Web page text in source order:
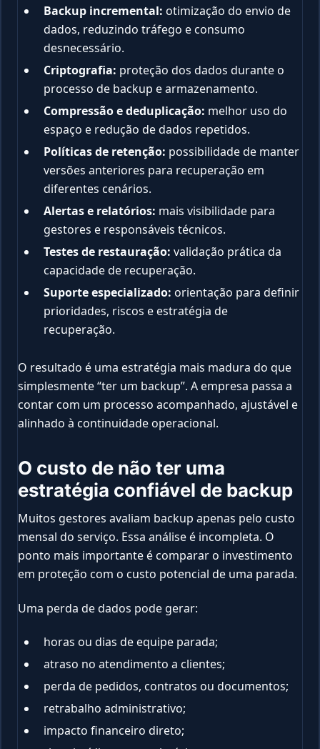
Backup incremental: otimização do envio de
dados, reduzindo tráfego e consumo
desnecessário.
Criptografia: proteção dos dados durante o
processo de backup e armazenamento.
Compressão e deduplicação: melhor uso do
espaço e redução de dados repetidos.
Políticas de retenção: possibilidade de manter
versões anteriores para recuperação em
diferentes cenários.
Alertas e relatórios: mais visibilidade para
gestores e responsáveis técnicos.
Testes de restauração: validação prática da
capacidade de recuperação.
Suporte especializado: orientação para definir
prioridades, riscos e estratégia de
recuperação.
O resultado é uma estratégia mais madura do que
simplesmente “ter um backup”. A empresa passa a
contar com um processo acompanhado, ajustável e
alinhado à continuidade operacional.
O custo de não ter uma
estratégia confiável de backup
Muitos gestores avaliam backup apenas pelo custo
mensal do serviço. Essa análise é incompleta. O
ponto mais importante é comparar o investimento
em proteção com o custo potencial de uma parada.
Uma perda de dados pode gerar:
horas ou dias de equipe parada;
atraso no atendimento a clientes;
perda de pedidos, contratos ou documentos;
retrabalho administrativo;
impacto financeiro direto;